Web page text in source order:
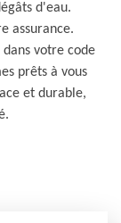
d'eau.
assurance.
votre code
prêts à vous
et durable,